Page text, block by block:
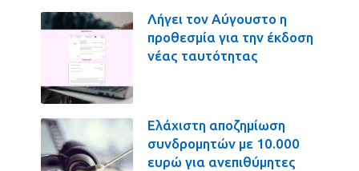
Λήγει τον Αύγουστο η
προθεσμία για την έκδοση
νέας ταυτότητας
Ελάχιστη αποζημίωση
συνδρομητών με 10.000
ευρώ για ανεπιθύμητες